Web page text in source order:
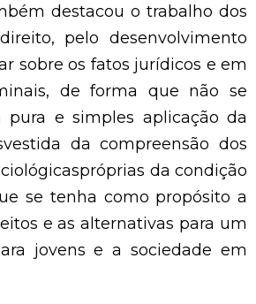
destacou o trabalho dos
pelo desenvolvimento
sobre os fatos jurídicos e em
de forma que não se
pura e simples aplicação da
da compreensão dos
da condição
se tenha como propósito a
e as alternativas para um
jovens e a sociedade em